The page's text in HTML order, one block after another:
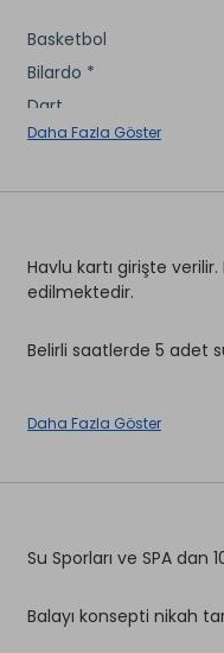
Masaj *
* ile işaretli özellikler
Basketbol
Bilardo *
Dart
Masa Tenisi
Daha Fazla Göster
Havlu kartı girişte
edilmektedir.
Belirli saatlerde 5 adet
Kapalı Havuz
* ile işaretli özellikler
Daha Fazla Göster
Su Sporları ve SPA dan
Balayı konsepti nikah